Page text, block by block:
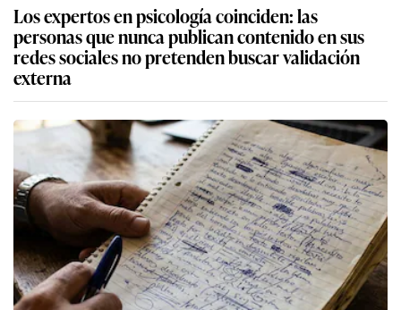
Los expertos en psicología coinciden: las
personas que nunca publican contenido en sus
redes sociales no pretenden buscar validación
externa